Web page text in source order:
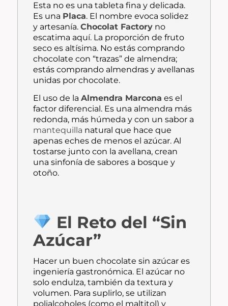
Esta no es una tableta fina y delicada.
Es una Placa. El nombre evoca solidez
y artesanía.Chocolat Factory no
escatima aquí. La proporción de fruto
seco es altísima. No estás comprando
chocolate con “trazas” de almendra;
estás comprando almendras y avellanas
unidas por chocolate.
El uso de laAlmendra Marcona es el
factor diferencial. Es una almendra más
redonda, más húmeda y con un sabor a
mantequilla natural que hace que
apenas eches de menos el azúcar. Al
tostarse junto con la avellana, crean
una sinfonía de sabores a bosque y
otoño.
El Reto del “Sin
Azúcar”
Hacer un buen chocolate sin azúcar es
ingeniería gastronómica. El azúcar no
solo endulza, también da textura y
volumen. Para suplirlo, se utilizan
polialcoholes (como el maltitol) y